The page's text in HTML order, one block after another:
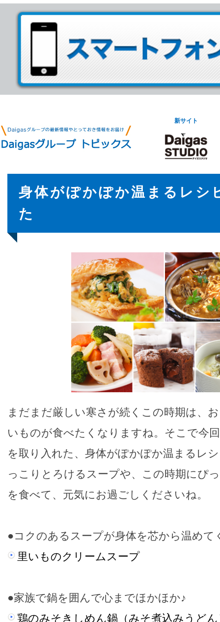
新サイト
身体がぽかぽか温まるレシ
た
まだまだ厳しい寒さが続くこの時期は、
いものが食べたくなりますね。そこで今
を取り入れた、身体がぽかぽか温まるレ
っこりとろけるスープや、この時期にぴ
を食べて、元気にお過ごしくださいね。
●コクのあるスープが身体を芯から温めて
里いものクリームスープ
●家族で鍋を囲んで心までほかほか♪
鶏のみそきしめん鍋（みそ煮込みうどん